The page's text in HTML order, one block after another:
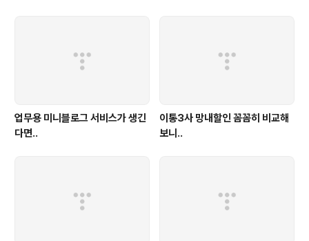
업무용 미니블로그 서비스가 생긴
다면..
이통3사 망내할인 꼼꼼히 비교해
보니..